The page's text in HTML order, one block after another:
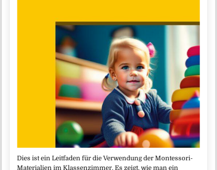
Dies ist ein Leitfaden für die Verwendung der Montessori-
Materialien im Klassenzimmer. Es zeigt, wie man ein